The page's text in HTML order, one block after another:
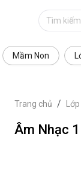
Mầm Non
Trang chủ Lớp
Âm Nhạc 1